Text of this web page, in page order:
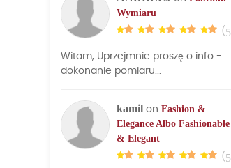
Wymiaru
( 5
Witam, Uprzejmnie proszę o info -
dokonanie pomiaru...
kamil on Fashion &
Elegance Albo Fashionable
& Elegant
( 5